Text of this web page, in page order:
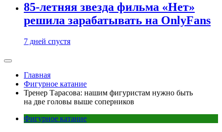
85-летняя звезда фильма «Нет»
решила зарабатывать на OnlyFans
7 дней спустя
Главная
Фигурное катание
Тренер Тарасова: нашим фигуристам нужно быть
на две головы выше соперников
Фигурное катание